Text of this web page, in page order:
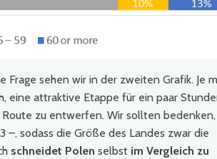
sehen wir in der zweiten Grafik. Je
eine attraktive Etappe für ein paar
zu entwerfen. Wir sollten bedenken,
–, sodass die Größe des Landes zwar die
schneidet Polen selbst im Vergleich zu